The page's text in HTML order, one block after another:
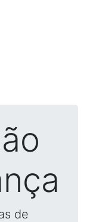
de